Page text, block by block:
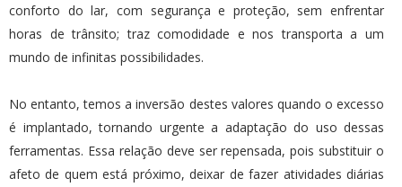
conforto do lar, com segurança e proteção, sem enfrentar
horas de trânsito; traz comodidade e nos transporta a um
mundo de infinitas possibilidades.
No entanto, temos a inversão destes valores quando o excesso
é implantado, tornando urgente a adaptação do uso dessas
ferramentas. Essa relação deve ser repensada, pois substituir o
afeto de quem está próximo, deixar de fazer atividades diárias